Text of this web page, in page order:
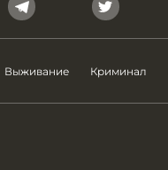
Выживание Криминал